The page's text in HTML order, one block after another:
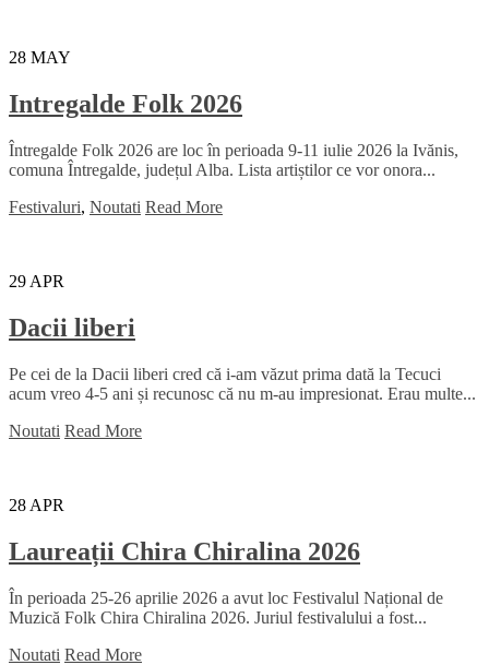
28 MAY
Intregalde Folk 2026
Întregalde Folk 2026 are loc în perioada 9-11 iulie 2026 la Ivănis,
comuna Întregalde, județul Alba. Lista artiștilor ce vor onora...
Festivaluri, Noutati Read More
29 APR
Dacii liberi
Pe cei de la Dacii liberi cred că i-am văzut prima dată la Tecuci
acum vreo 4-5 ani și recunosc că nu m-au impresionat. Erau multe...
Noutati Read More
28 APR
Laureații Chira Chiralina 2026
În perioada 25-26 aprilie 2026 a avut loc Festivalul Național de
Muzică Folk Chira Chiralina 2026. Juriul festivalului a fost...
Noutati Read More